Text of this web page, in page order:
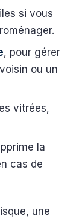
si vous
, pour gérer
ou un
vitrées,
la
cas de
une